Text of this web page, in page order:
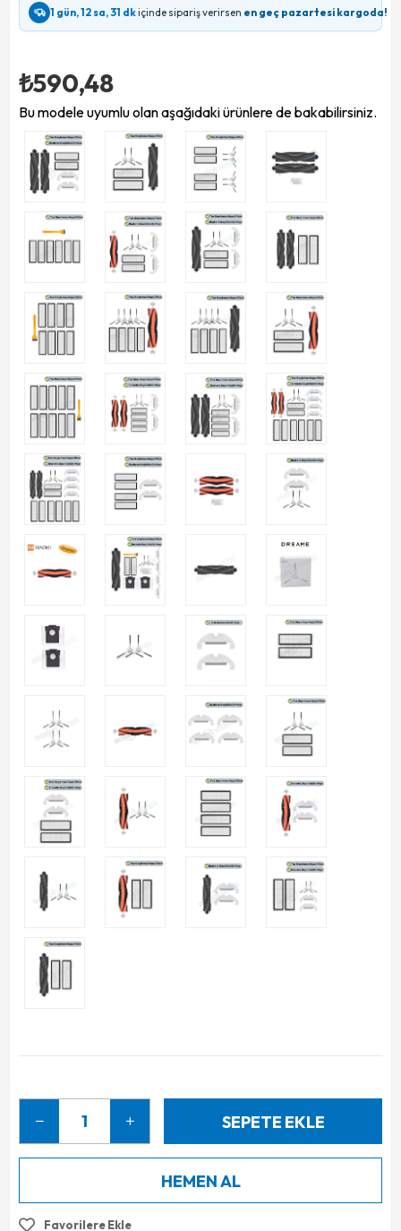
1 gün, 12 sa, 31 dkiçinde sipariş verirsen en geç pazartesi kargoda!
₺590,48
Bu modele uyumlu olan aşağıdaki ürünlere de bakabilirsiniz.
Favorilere Ekle